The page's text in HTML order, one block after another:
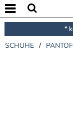
*
SCHUHE /